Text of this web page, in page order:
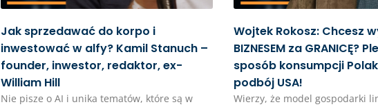
Jak sprzedawać do korpo i
inwestować w alfy? Kamil Stanuch –
founder, inwestor, redaktor, ex-
William Hill
Nie pisze o AI i unika tematów, które są w
Wojtek Rokosz: Chcesz
BIZNESEM za GRANICĘ?
sposób konsumpcji
podbój USA!
Wierzy, że model gospodarki